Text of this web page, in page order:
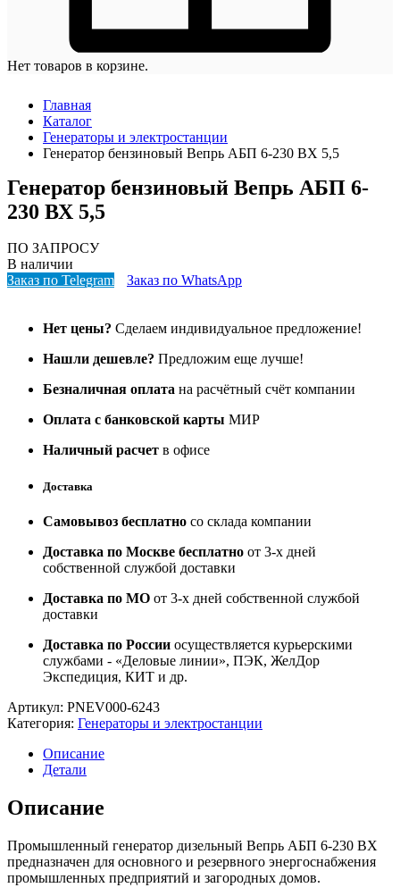
Нет товаров в корзине.
Главная
Каталог
Генераторы и электростанции
Генератор бензиновый Вепрь АБП 6-230 ВХ 5,5
Генератор бензиновый Вепрь АБП 6-
230 ВХ 5,5
ПО ЗАПРОСУ
В наличии
Заказ по Telegram
Заказ по WhatsApp
Нет цены? Сделаем индивидуальное предложение!
Нашли дешевле? Предложим еще лучше!
Безналичная оплата на расчётный счёт компании
Оплата с банковской карты МИР
Наличный расчет в офисе
Доставка
Самовывоз бесплатно со склада компании
Доставка по Москве бесплатно от 3-х дней
собственной службой доставки
Доставка по МО от 3-х дней собственной службой
доставки
Доставка по России осуществляется курьерскими
службами - «Деловые линии», ПЭК, ЖелДор
Экспедиция, КИТ и др.
Артикул: PNEV000-6243
Категория: Генераторы и электростанции
Описание
Детали
Описание
Промышленный генератор дизельный Вепрь АБП 6-230 ВХ
предназначен для основного и резервного энергоснабжения
промышленных предприятий и загородных домов.